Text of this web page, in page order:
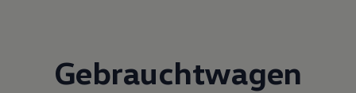
Gebrauchtwagen